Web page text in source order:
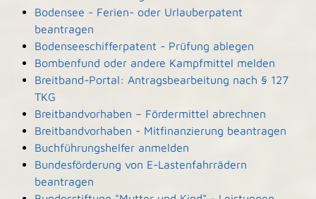
Bodensee - Ferien- oder Urlauberpatent
beantragen
Bodenseeschifferpatent - Prüfung ablegen
Bombenfund oder andere Kampfmittel melden
Breitband-Portal: Antragsbearbeitung nach § 127
TKG
Breitbandvorhaben – Fördermittel abrechnen
Breitbandvorhaben - Mitfinanzierung beantragen
Buchführungshelfer anmelden
Bundesförderung von E-Lastenfahrrädern
beantragen